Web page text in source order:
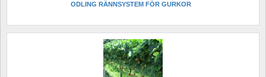
ODLING RÄNNSYSTEM FÖR GURKOR